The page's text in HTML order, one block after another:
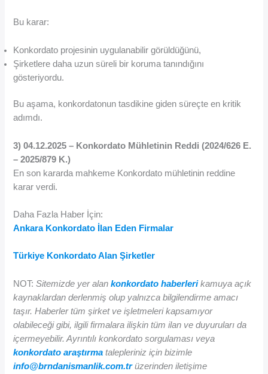
Bu karar:
Konkordato projesinin uygulanabilir görüldüğünü,
Şirketlere daha uzun süreli bir koruma tanındığını
gösteriyordu.
Bu aşama, konkordatonun tasdikine giden süreçte en kritik
adımdı.
3) 04.12.2025 – Konkordato Mühletinin Reddi (2024/626 E.
– 2025/879 K.)
En son kararda mahkeme Konkordato mühletinin reddine
karar verdi.
Daha Fazla Haber İçin:
Ankara Konkordato İlan Eden Firmalar
Türkiye Konkordato Alan Şirketler
NOT:Sitemizde yer alankonkordato haberlerikamuya açık
kaynaklardan derlenmiş olup yalnızca bilgilendirme amacı
taşır. Haberler tüm şirket ve işletmeleri kapsamıyor
olabileceği gibi, ilgili firmalara ilişkin tüm ilan ve duyuruları da
içermeyebilir. Ayrıntılı konkordato sorgulaması veya
konkordato araştırma talepleriniz için bizimle
info@brndanismanlik.com.trüzerinden iletişime